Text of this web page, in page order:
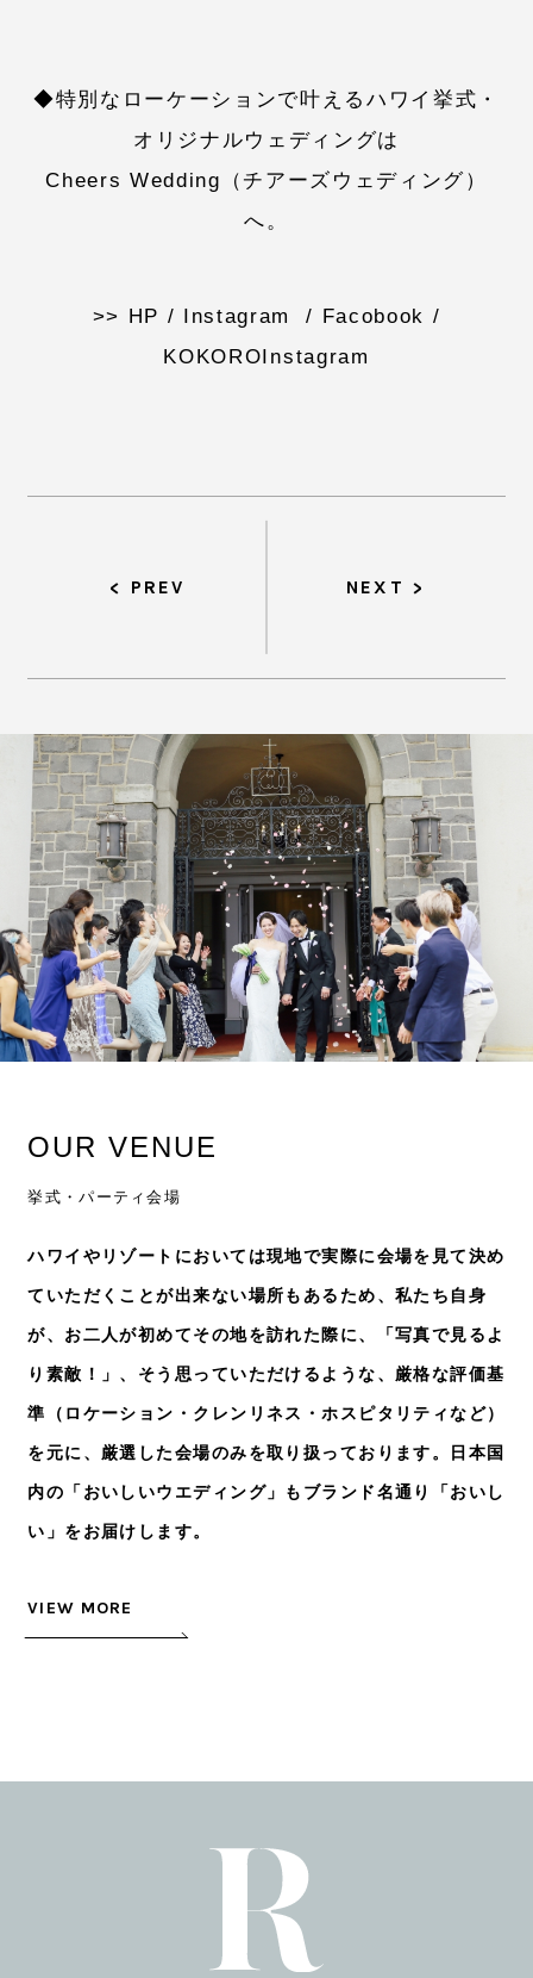
◆特別なローケーションで叶えるハワイ挙式・
オリジナルウェディングは
Cheers Wedding（チアーズウェディング）
へ。
>> HP / Instagram / Facobook /
KOKOROInstagram
PREV NEXT
OUR VENUE
挙式・パーティ会場
ハワイやリゾートにおいては現地で実際に会場を見て決め
ていただくことが出来ない場所もあるため、私たち自身
が、お二人が初めてその地を訪れた際に、「写真で見るよ
り素敵！」、そう思っていただけるような、厳格な評価基
準（ロケーション・クレンリネス・ホスピタリティなど）
を元に、厳選した会場のみを取り扱っております。日本国
内の「おいしいウエディング」もブランド名通り「おいし
い」をお届けします。
VIEW MORE